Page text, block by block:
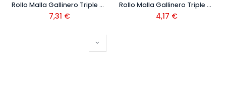
Rollo Malla Gallinero Triple Torsión 13 mm
7,31 €
Rollo Malla Gallinero Triple Torsión 51 mm
4,17 €